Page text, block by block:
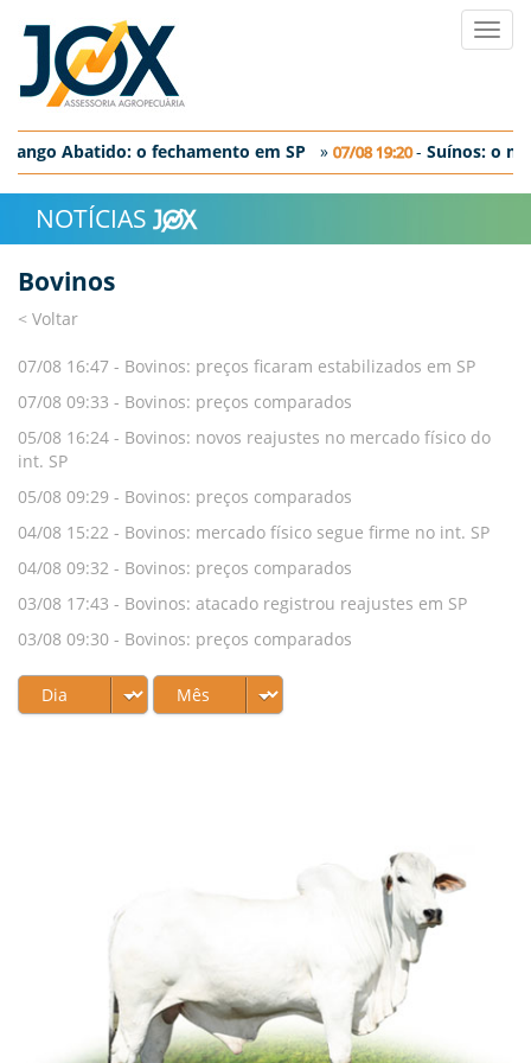
Abatido: o fechamento em SP » 07/08 19:20- Suí­nos: o
preços se reposicionaram nesta quarta-feira
NOTÍCIAS
Bovinos
< Voltar
07/08 16:47 - Bovinos: preços ficaram estabilizados em SP
07/08 09:33 - Bovinos: preços comparados
05/08 16:24 - Bovinos: novos reajustes no mercado físico do
int. SP
05/08 09:29 - Bovinos: preços comparados
04/08 15:22 - Bovinos: mercado físico segue firme no int. SP
04/08 09:32 - Bovinos: preços comparados
03/08 17:43 - Bovinos: atacado registrou reajustes em SP
03/08 09:30 - Bovinos: preços comparados
31/07 17:29 -Bovinos: atacado SP termina a semana com
reajustes
Bovinos: arroba bovina continuou subindo no
29/07 09:31 -
Bovinos: oferta menor alavanca novos
reajustes nos preços de SP
28/07 09:37 -
Bovinos: preços comparados
27/07 17:20 - Bovinos: atacado de carnes corrigiu cotações